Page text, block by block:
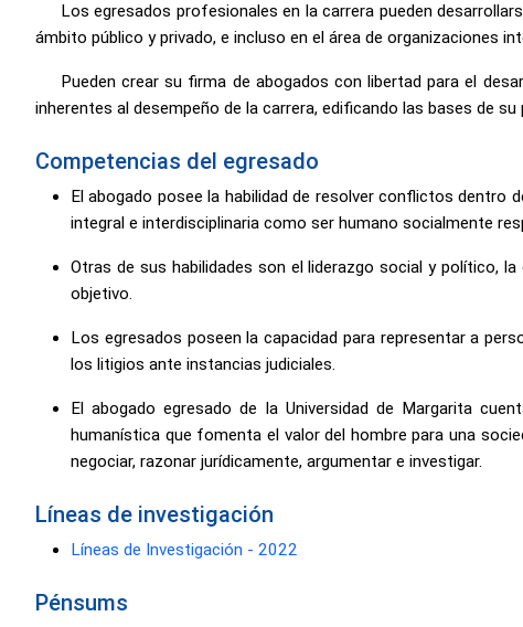
Los egresados profesionales en la carrera pueden
ámbito público y privado, e incluso en el área de organizaciones
Pueden crear su firma de abogados con libertad para el
inherentes al desempeño de la carrera, edificando las bases de
Competencias del egresado
El abogado posee la habilidad de resolver conflictos
integral e interdisciplinaria como ser humano socialmente
Otras de sus habilidades son el liderazgo social y político,
objetivo.
Los egresados poseen la capacidad para representar a
los litigios ante instancias judiciales.
El abogado egresado de la Universidad de Margarita
humanística que fomenta el valor del hombre para una
negociar, razonar jurídicamente, argumentar e investigar.
Líneas de investigación
Líneas de Investigación - 2022
Pénsums